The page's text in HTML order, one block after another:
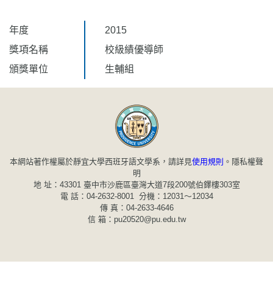
年度
2015
獎項名稱
校級績優導師
頒獎單位
生輔組
本網站著作權屬於靜宜大學西班牙語文學系，請詳見使用規則 。 隱私權聲
明
地 址：43301 臺中市沙鹿區臺灣大道7段200號伯鐸樓303室
電 話：04-2632-8001 分機：12031～12034
傳 真：04-2633-4646
信 箱：pu20520@pu.edu.tw